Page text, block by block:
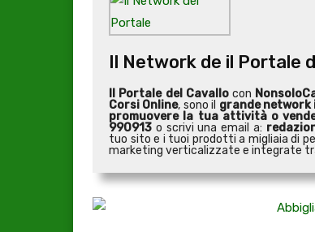
Il Network de il Portale
Il Portale del Cavallocon
Corsi Online, sono il grande
promuovere la tua attività o
990913 o scrivi una email a:
tuo sito e i tuoi prodotti a migliaia di
marketing verticalizzate e integrate